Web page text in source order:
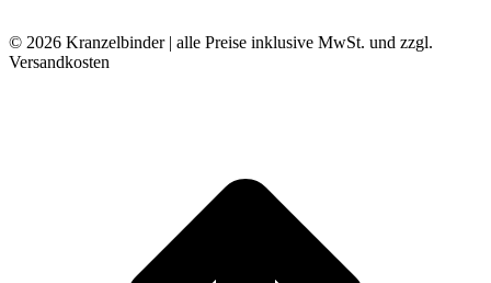
© 2026 Kranzelbinder | alle Preise inklusive MwSt. und zzgl.
Versandkosten